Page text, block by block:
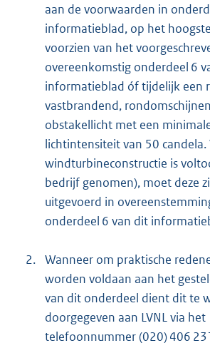
aan de voorwaarden in
informatieblad, op het
voorzien van het
overeenkomstig onderdeel 6
informatieblad óf tijdelijk een
vastbrandend,
obstakellicht met een
lichtintensiteit van 50 candela.
windturbineconstructie is
bedrijf genomen), moet deze
uitgevoerd in
onderdeel 6 van dit
2. Wanneer om praktische
worden voldaan aan het
van dit onderdeel dient dit te
doorgegeven aan LVNL via het
telefoonnummer (020) 406